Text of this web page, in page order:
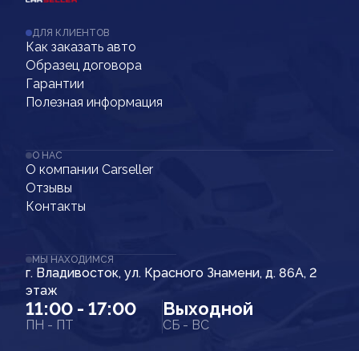
ДЛЯ КЛИЕНТОВ
Как заказать авто
Образец договора
Гарантии
Полезная информация
О НАС
О компании Carseller
Отзывы
Контакты
МЫ НАХОДИМСЯ
г. Владивосток, ул. Красного Знамени, д. 86А, 2
этаж
11:00 - 17:00
ПН - ПТ
Выходной
СБ - ВС